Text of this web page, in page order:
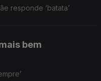
responde ‘batata’
bem